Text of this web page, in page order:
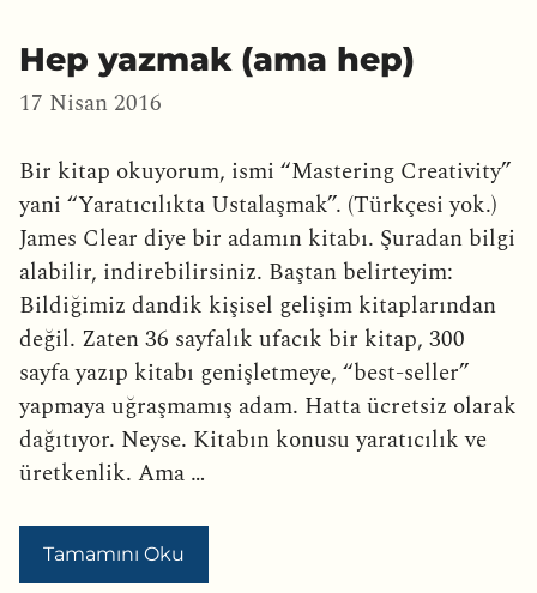
Hep yazmak (ama hep)
17 Nisan 2016
Bir kitap okuyorum, ismi “Mastering Creativity”
yani “Yaratıcılıkta Ustalaşmak”. (Türkçesi yok.)
James Clear diye bir adamın kitabı. Şuradan bilgi
alabilir, indirebilirsiniz. Baştan belirteyim:
Bildiğimiz dandik kişisel gelişim kitaplarından
değil. Zaten 36 sayfalık ufacık bir kitap, 300
sayfa yazıp kitabı genişletmeye, “best-seller”
yapmaya uğraşmamış adam. Hatta ücretsiz olarak
dağıtıyor. Neyse. Kitabın konusu yaratıcılık ve
üretkenlik. Ama …
Tamamını Oku